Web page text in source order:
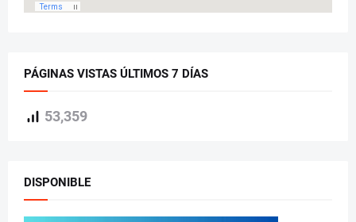
PÁGINAS VISTAS ÚLTIMOS 7 DÍAS
53,359
DISPONIBLE